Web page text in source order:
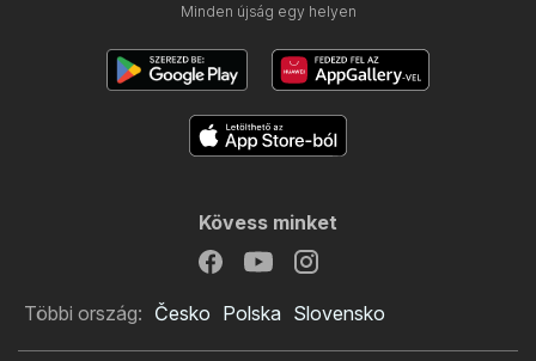
Minden újság egy helyen
Kövess minket
Többi ország: Česko Polska Slovensko